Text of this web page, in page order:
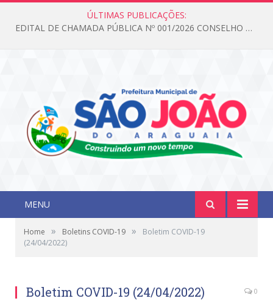
ÚLTIMAS PUBLICAÇÕES:
EDITAL DE CHAMADA PÚBLICA Nº 001/2026 CONSELHO DOS DIREITOS DA CRIANÇA E DO ADOLESCENTE
MENU
Home » Boletins COVID-19 »
Boletim COVID-19
(24/04/2022)
Boletim COVID-19 (24/04/2022) 0